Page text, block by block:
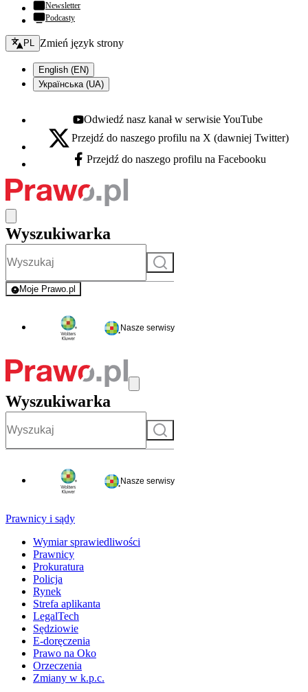
Newsletter
Podcasty
Zmień język - bieżący:
PL Zmień język strony
English (EN)
Українська (UA)
Youtube - otwiera się w nowej karcie
Odwiedź nasz kanał w serwisie YouTube
X - otwiera się w nowej karcie
Przejdź do naszego profilu na X (dawniej Twitter)
Facebook - otwiera się w nowej karcie
Przejdź do naszego profilu na Facebooku
Wyszukiwarka
Szukaj
Moje Prawo.pl
- rejestracja i logowanie do serwisu
Nasze serwisy
Wyszukiwarka
Szukaj
Nasze serwisy
Prawnicy i sądy
Wymiar sprawiedliwości
Prawnicy
Prokuratura
Policja
Rynek
Strefa aplikanta
LegalTech
Sędziowie
E-doręczenia
Prawo na Oko
Orzeczenia
Zmiany w k.p.c.